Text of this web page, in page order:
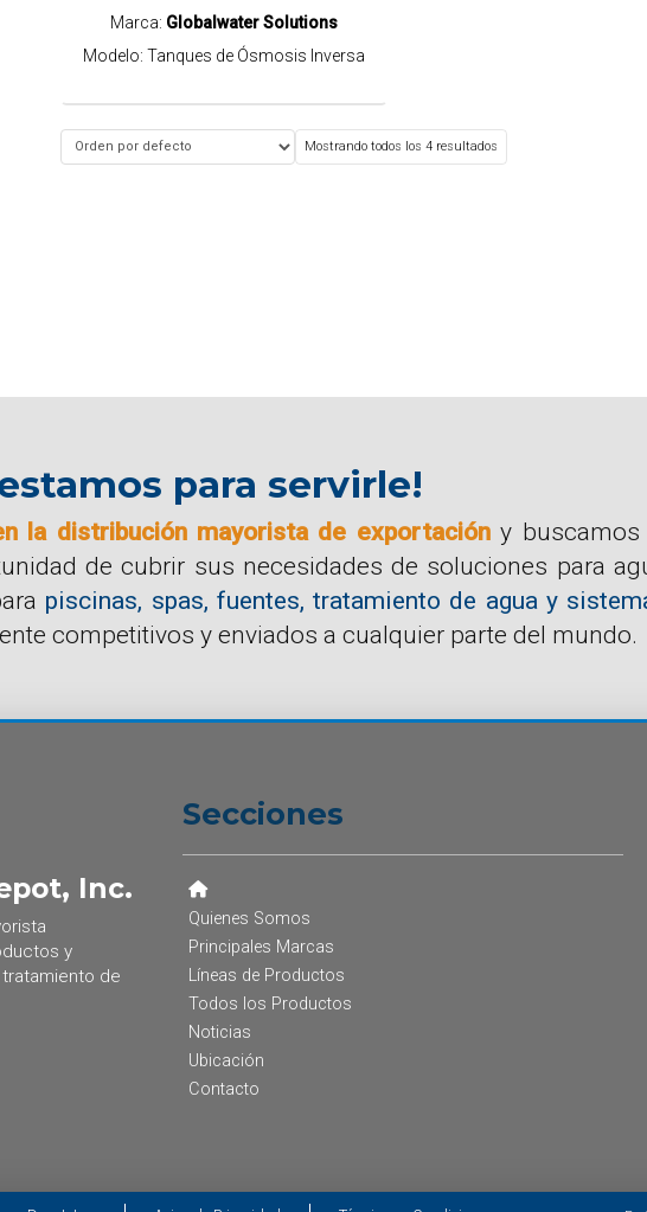
Marca: Globalwater Solutions
Modelo: Tanques de Ósmosis Inversa
Mostrando todos los 4 resultados
para servirle!
la distribución mayorista de exportacióny buscamos
de cubrir sus necesidades de soluciones para
piscinas, spas, fuentes, tratamiento de agua y
competitivos y enviados a cualquier parte del mundo.
Inc.
y
de
Secciones
Quienes Somos
Principales Marcas
Líneas de Productos
Todos los Productos
Noticias
Ubicación
Contacto